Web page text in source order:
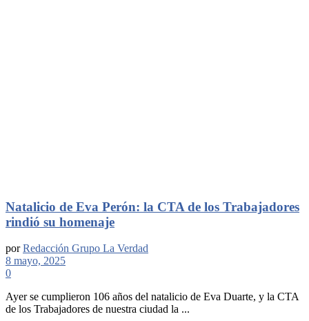
Natalicio de Eva Perón: la CTA de los Trabajadores
rindió su homenaje
por Redacción Grupo La Verdad
8 mayo, 2025
0
Ayer se cumplieron 106 años del natalicio de Eva Duarte, y la CTA
de los Trabajadores de nuestra ciudad la ...